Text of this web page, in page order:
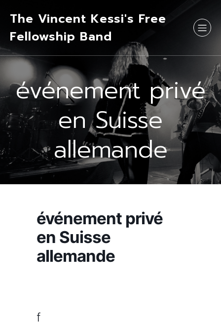
The Vincent Kessi's Free
Fellowship Band
événement privé
en Suisse
allemande
événement privé
en Suisse
allemande
f